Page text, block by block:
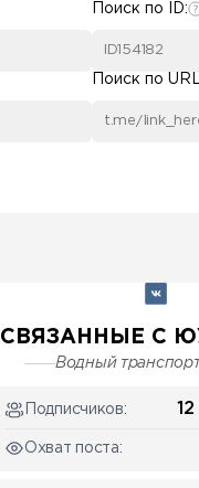
Поиск по ID:
Поиск по
СВЯЗАННЫЕ С
Водный
Подписчиков:
Охват поста: